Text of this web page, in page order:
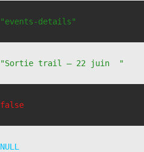
"events-details"
"Sortie trail – 22 juin  "
false
NULL